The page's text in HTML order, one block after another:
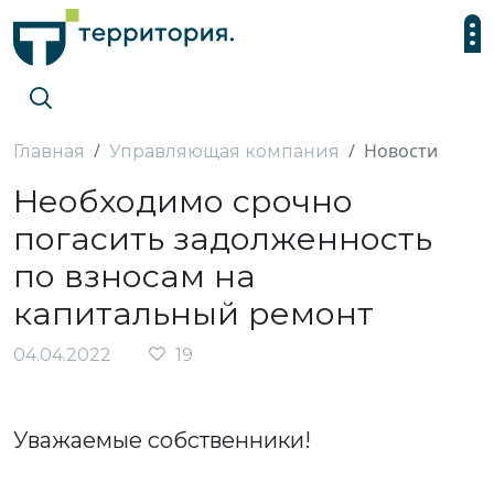
Главная Управляющая компания Новости
Необходимо срочно
погасить задолженность
по взносам на
капитальный ремонт
04.04.2022 19
Уважаемые собственники!